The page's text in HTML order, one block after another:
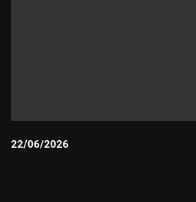
22/06/2026